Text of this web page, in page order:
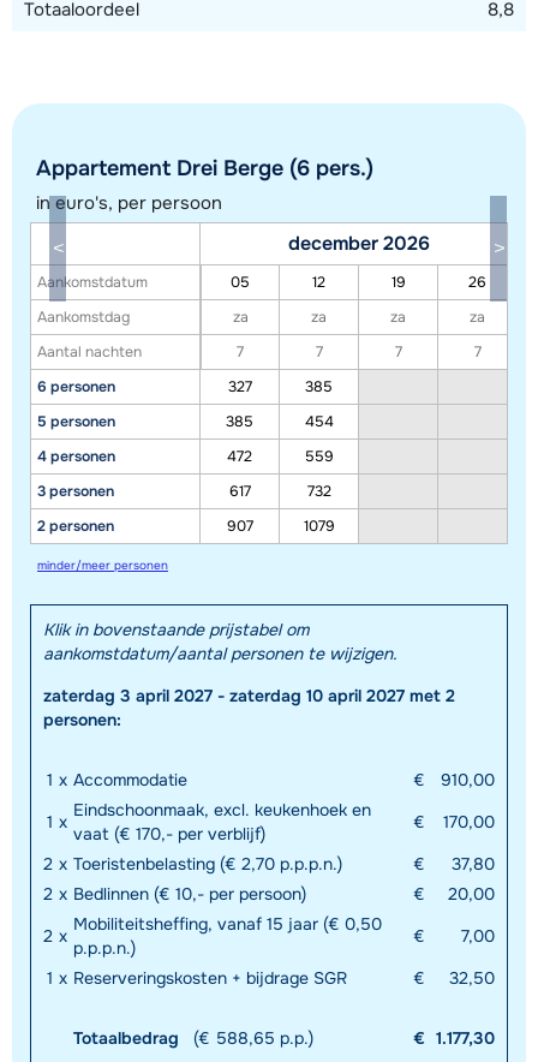
Toon alle accommodaties in dit gebied
Deze kaart geeft een indicatie van de ligging van onze accommodaties. De
exacte locatie kan enigszins afwijken.
Totaaloordeel
8,8
Appartement Drei Berge (6 pers.)
in euro's, per persoon
Aankomstdatum
Aankomstdag
Aantal nachten
6 personen
5 personen
4 personen
3 personen
2 personen
december 2026
05 12 19
26
za
za za
za
7
7 7
7
327
385
385
454
472
559
617
732
907
1079
minder/meer personen
Klik in bovenstaande prijstabel om
aankomstdatum/aantal personen te wijzigen.
zaterdag 3 april 2027 - zaterdag 10 april 2027 met 2
personen:
1 x Accommodatie €
910,00
1 x
Eindschoonmaak, excl. keukenhoek en
vaat (€ 170,- per verblijf)
€
170,00
2 x Toeristenbelasting (€ 2,70 p.p.p.n.) €
37,80
2 x Bedlinnen (€ 10,- per persoon) €
20,00
2 x
Mobiliteitsheffing, vanaf 15 jaar (€ 0,50
p.p.p.n.)
€
7,00
1 x Reserveringskosten + bijdrage SGR € 32,50
Totaalbedrag (€ 588,65 p.p.) € 1.177,30